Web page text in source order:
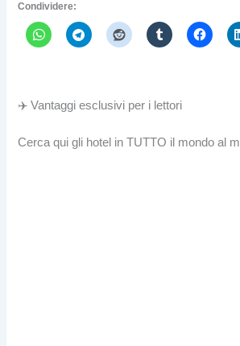
Condividere:
✈️ Vantaggi esclusivi per i lettori
Cerca qui gli hotel in TUTTO il mondo al